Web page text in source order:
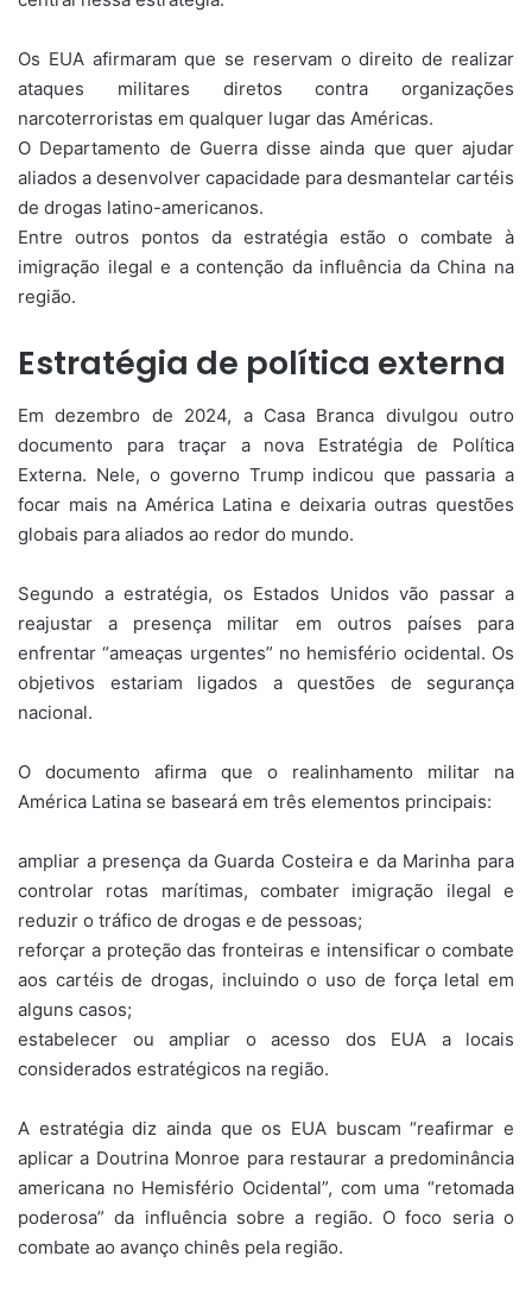
Os EUA afirmaram que se reservam o direito de realizar
ataques militares diretos contra organizações
narcoterroristas em qualquer lugar das Américas.
O Departamento de Guerra disse ainda que quer ajudar
aliados a desenvolver capacidade para desmantelar cartéis
de drogas latino-americanos.
Entre outros pontos da estratégia estão o combate à
imigração ilegal e a contenção da influência da China na
região.
Estratégia de política externa
Em dezembro de 2024, a Casa Branca divulgou outro
documento para traçar a nova Estratégia de Política
Externa. Nele, o governo Trump indicou que passaria a
focar mais na América Latina e deixaria outras questões
globais para aliados ao redor do mundo.
Segundo a estratégia, os Estados Unidos vão passar a
reajustar a presença militar em outros países para
enfrentar “ameaças urgentes” no hemisfério ocidental. Os
objetivos estariam ligados a questões de segurança
nacional.
O documento afirma que o realinhamento militar na
América Latina se baseará em três elementos principais:
ampliar a presença da Guarda Costeira e da Marinha para
controlar rotas marítimas, combater imigração ilegal e
reduzir o tráfico de drogas e de pessoas;
reforçar a proteção das fronteiras e intensificar o combate
aos cartéis de drogas, incluindo o uso de força letal em
alguns casos;
estabelecer ou ampliar o acesso dos EUA a locais
considerados estratégicos na região.
A estratégia diz ainda que os EUA buscam “reafirmar e
aplicar a Doutrina Monroe para restaurar a predominância
americana no Hemisfério Ocidental”, com uma “retomada
poderosa” da influência sobre a região. O foco seria o
combate ao avanço chinês pela região.